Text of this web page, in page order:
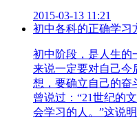
2015-03-13 11:21
初中各科的正确学习
初中阶段，是人生的
来说一定要对自己今
想，要确立自己的奋
曾说过：“21世纪的
会学习的人。”这说